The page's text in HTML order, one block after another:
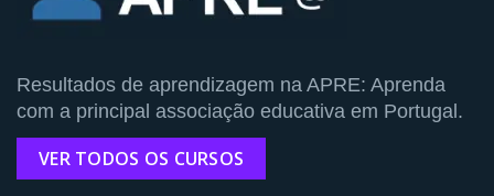
Resultados de aprendizagem na APRE: Aprenda
com a principal associação educativa em Portugal.
VER TODOS OS CURSOS